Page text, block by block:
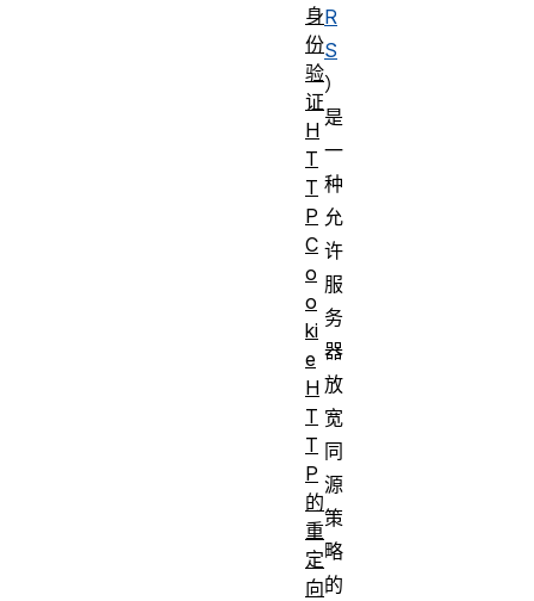
R
S
）
是
一
种
允
许
服
务
器
放
宽
同
源
策
略
的
身
份
验
证
H
T
T
P
C
o
o
ki
e
H
T
T
P
的
重
定
向